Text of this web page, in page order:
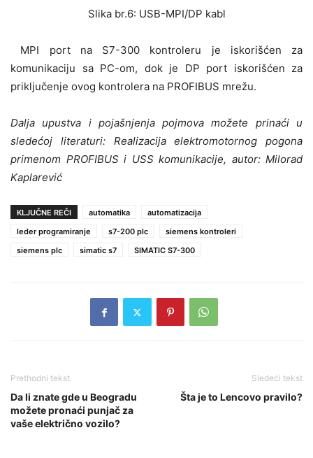
Slika br.6: USB-MPI/DP kabl
MPI port na S7-300 kontroleru je iskorišćen za
komunikaciju sa PC-om, dok je DP port iskorišćen za
priključenje ovog kontrolera na PROFIBUS mrežu.
Dalja upustva i pojašnjenja pojmova možete prinaći u
sledećoj literaturi: Realizacija elektromotornog pogona
primenom PROFIBUS i USS komunikacije, autor: Milorad
Kaplarević
KLJUČNE REČI automatika
automatizacija
leder programiranje
s7-200 plc
siemens kontroleri
siemens plc
simatic s7 SIMATIC S7-300
Prethodni tekst
Da li znate gde u Beogradu
možete pronaći punjač za
vaše električno vozilo?
Sledeći tekst
Šta je to Lencovo pravilo?